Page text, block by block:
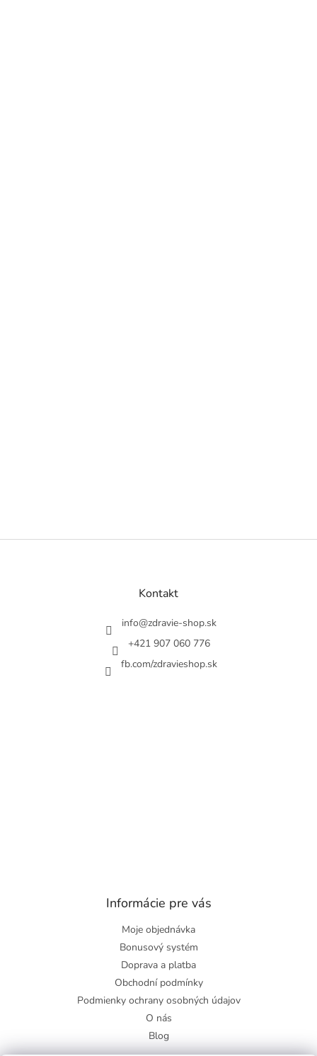
Z
Kontakt
info@zdravie-shop.sk
+421 907 060 776
fb.com/zdravieshop.sk
Informácie pre vás
Moje objednávka
Bonusový systém
Doprava a platba
Obchodní podmínky
Podmienky ochrany osobných údajov
O nás
Blog